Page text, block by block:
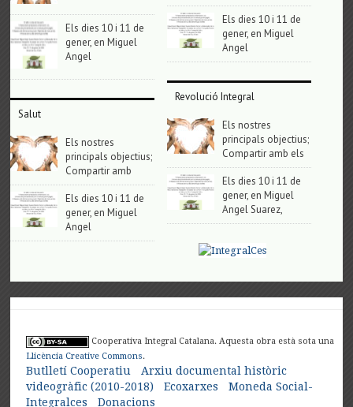
Els dies 10 i 11 de
gener, en Miguel
Angel
Salut
Els nostres
principals objectius;
Compartir amb
Els dies 10 i 11 de
gener, en Miguel
Angel
Els dies 10 i 11 de
gener, en Miguel
Angel
Revolució Integral
Els nostres
principals objectius;
Compartir amb els
Els dies 10 i 11 de
gener, en Miguel
Angel Suarez,
Cooperativa Integral Catalana. Aquesta obra està sota una
Llicència Creative Commons.
Butlletí Cooperatiu
Arxiu documental històric
videogràfic (2010-2018)
Ecoxarxes
Moneda Social-
Integralces
Donacions